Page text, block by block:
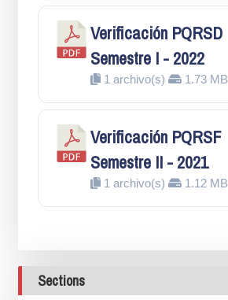
Verificación PQRSD
Semestre I - 2022
1 archivo(s) 1.73 MB
Verificación PQRSF
Semestre II - 2021
1 archivo(s) 1.12 MB
Sections